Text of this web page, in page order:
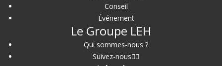
Conseil
Événement
Le Groupe LEH
Qui sommes-nous ?
Suivez-nous